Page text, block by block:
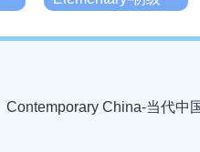
Contemporary China-当代中